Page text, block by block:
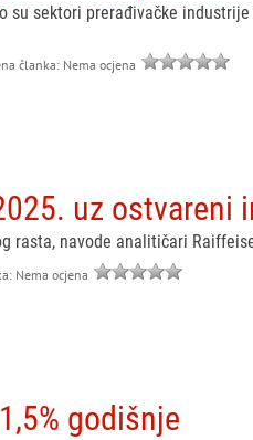
su sektori prerađivačke
članka: Nema ocjena
uz
rasta, navode analitičari
Nema ocjena
godišnje